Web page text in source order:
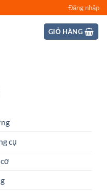
Đăng nhập
GIỎ HÀNG
cụ